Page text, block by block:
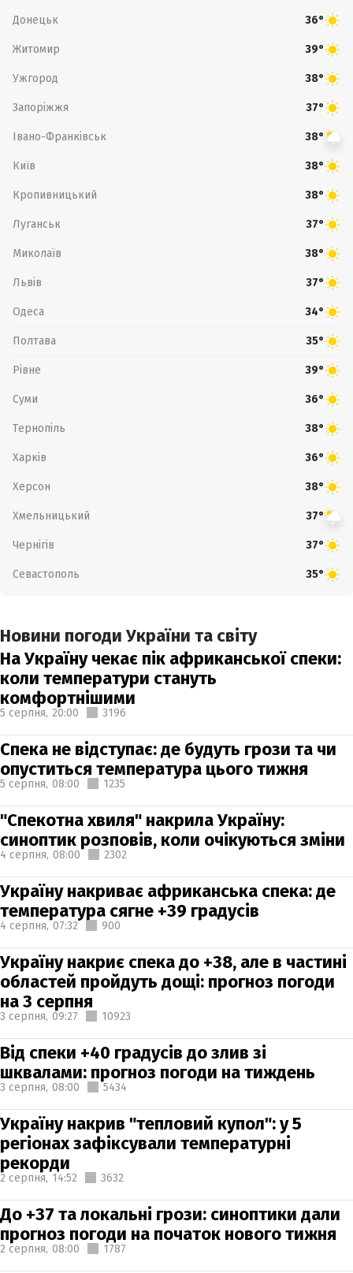
Донецьк 36°
Житомир 39°
Ужгород 38°
Запоріжжя 37°
Івано-Франківськ 38°
Київ 38°
Кропивницький 38°
Луганськ 37°
Миколаїв 38°
Львів 37°
Одеса 34°
Полтава 35°
Рівне 39°
Суми 36°
Тернопіль 38°
Харків 36°
Херсон 38°
Хмельницький 37°
Чернігів 37°
Севастополь 35°
Новини погоди України та світу
На Україну чекає пік африканської спеки:
коли температури стануть
комфортнішими
5 серпня, 20:00 3196
Спека не відступає: де будуть грози та чи
опуститься температура цього тижня
5 серпня, 08:00 1235
"Спекотна хвиля" накрила Україну:
синоптик розповів, коли очікуються зміни
4 серпня, 08:00 2302
Україну накриває африканська спека: де
температура сягне +39 градусів
4 серпня, 07:32 900
Україну накриє спека до +38, але в частині
областей пройдуть дощі: прогноз погоди
на 3 серпня
3 серпня, 09:27 10923
Від спеки +40 градусів до злив зі
шквалами: прогноз погоди на тиждень
3 серпня, 08:00 5434
Україну накрив "тепловий купол": у 5
регіонах зафіксували температурні
рекорди
2 серпня, 14:52 3632
До +37 та локальні грози: синоптики дали
прогноз погоди на початок нового тижня
2 серпня, 08:00 1787